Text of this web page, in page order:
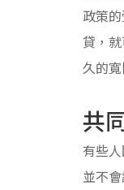
政策
貸，
久的
共
有些
並不